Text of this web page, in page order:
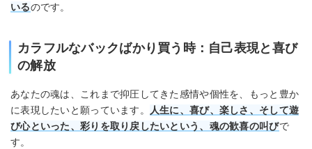
いるのです。
カラフルなバックばかり買う時：自己表現と喜び
の解放
あなたの魂は、これまで抑圧してきた感情や個性を、もっと豊か
に表現したいと願っています。
人生に、喜び、楽しさ、そして遊
び心といった、彩りを取り戻したいという、魂の歓喜の叫びで
す。